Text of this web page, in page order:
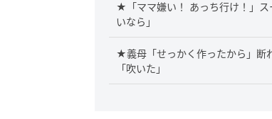
★「ママ嫌い！ あっち行け！」ス
いなら」
★義母「せっかく作ったから」断
「吹いた」